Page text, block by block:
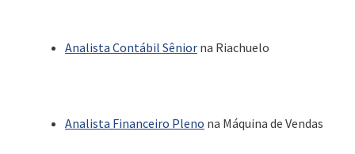
Analista Contábil Sênior na Riachuelo
Analista Financeiro Pleno na Máquina de Vendas